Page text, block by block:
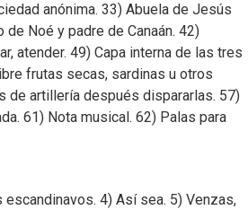
anónima. 33) Abuela de Jesús
Noé y padre de Canaán. 42)
atender. 49) Capa interna de las tres
frutas secas, sardinas u otros
de artillería después dispararlas. 57)
61) Nota musical. 62) Palas para
4) Así sea. 5) Venzas,